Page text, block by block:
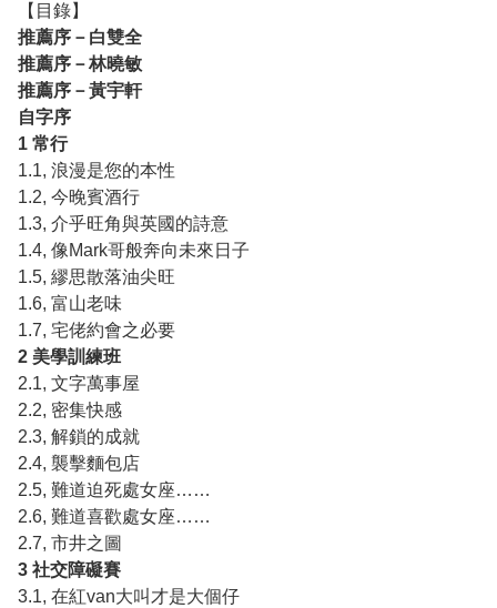
【目錄】
推薦序－白雙全
推薦序－林曉敏
推薦序－黃宇軒
自字序
1 常行
1.1, 浪漫是您的本性
1.2, 今晚賓酒行
1.3, 介乎旺角與英國的詩意
1.4, 像Mark哥般奔向未來日子
1.5, 繆思散落油尖旺
1.6, 富山老味
1.7, 宅佬約會之必要
2 美學訓練班
2.1, 文字萬事屋
2.2, 密集快感
2.3, 解鎖的成就
2.4, 襲擊麵包店
2.5, 難道迫死處女座……
2.6, 難道喜歡處女座……
2.7, 市井之圖
3 社交障礙賽
3.1, 在紅van大叫才是大個仔